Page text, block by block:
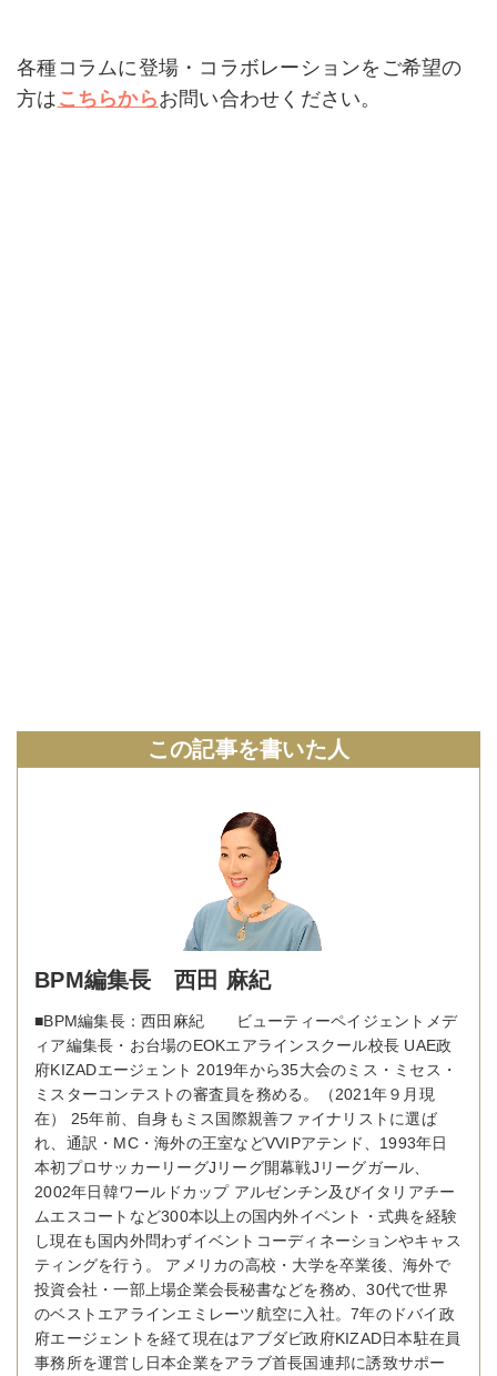
e
b
er n
a
k
et
各種コラムに登場・コラボレーションをご希望の
方は こちらからお問い合わせください。
この記事を書いた人
BPM編集長 西田 麻紀
■BPM編集長：西田麻紀 ビューティーペイジェントメデ
ィア編集長・お台場のEOKエアラインスクール校長 UAE政
府KIZADエージェント 2019年から35大会のミス・ミセス・
ミスターコンテストの審査員を務める。（2021年９月現
在） 25年前、自身もミス国際親善ファイナリストに選ば
れ、通訳・MC・海外の王室などVVIPアテンド、1993年日
本初プロサッカーリーグJリーグ開幕戦Jリーグガール、
2002年日韓ワールドカップ アルゼンチン及びイタリアチー
ムエスコートなど300本以上の国内外イベント・式典を経験
し現在も国内外問わずイベントコーディネーションやキャス
ティングを行う。 アメリカの高校・大学を卒業後、海外で
投資会社・一部上場企業会長秘書などを務め、30代で世界
のベストエアラインエミレーツ航空に入社。7年のドバイ政
府エージェントを経て現在はアブダビ政府KIZAD日本駐在員
事務所を運営し日本企業をアラブ首長国連邦に誘致サポー